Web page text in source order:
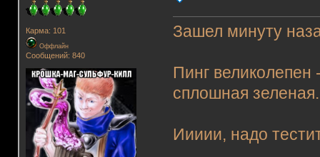
Карма: 101
Оффлайн
Сообщений: 840
Зашел минуту
Пинг великолепен
сплошная
Иииии, надо